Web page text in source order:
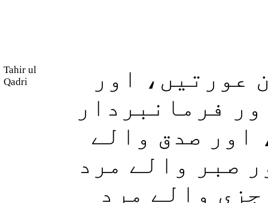
Tahir ul
Qadri
عورتیں، اور
فرمانبردار
اور صدق والے
صبر والے مرد
والے مرد